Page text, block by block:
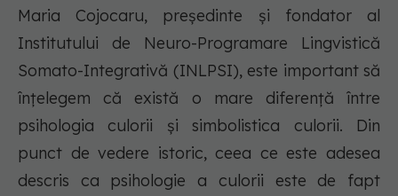
Maria Cojocaru, președinte și fondator al
Institutului de Neuro-Programare Lingvistică
Somato-Integrativă (INLPSI), este important să
înțelegem că există o mare diferență între
psihologia culorii și simbolistica culorii. Din
punct de vedere istoric, ceea ce este adesea
descris ca psihologie a culorii este de fapt